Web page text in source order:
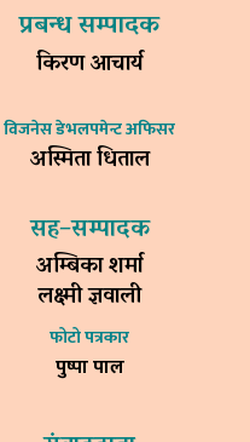
प्रबन्ध सम्पादक
किरण आचार्य
विजनेस डेभलपमेन्ट अफिसर
अस्मिता धिताल
सह–सम्पादक
अम्बिका शर्मा
लक्ष्मी ज्ञवाली
फोटो पत्रकार
पुष्पा पाल